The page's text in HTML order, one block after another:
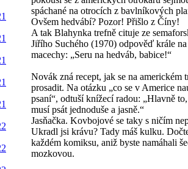
spáchané na otrocích z bavlníkových
Ovšem hedvábí? Pozor! Přišlo z Číny!
A tak Blahynka trefně cituje ze
Jiřího Suchého (1970) odpověď krále
macechy: „Seru na hedváb, babice!“
Novák zná recept, jak se na americkém
prosadit. Na otázku „co se v Americe
psaní“, odtuší knížecí radou: „Hlavně to,
musí psát jednoduše a jasně.“
Jasňačka. Kovbojové se taky s ničím
Ukradl jsi krávu? Tady máš kulku.
každém komiksu, aniž byste namáhali
mozkovou.